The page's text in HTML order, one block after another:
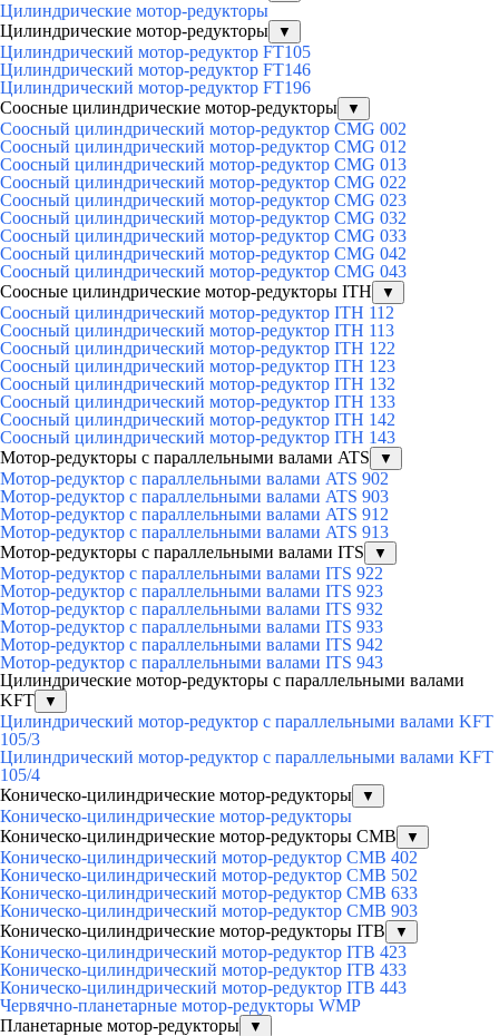
Цилиндрические мотор-редукторы
Цилиндрические мотор-редукторы
▼
Цилиндрический мотор-редуктор FT105
Цилиндрический мотор-редуктор FT146
Цилиндрический мотор-редуктор FT196
Соосные цилиндрические мотор-редукторы
▼
Соосный цилиндрический мотор-редуктор CMG 002
Соосный цилиндрический мотор-редуктор CMG 012
Соосный цилиндрический мотор-редуктор CMG 013
Соосный цилиндрический мотор-редуктор CMG 022
Соосный цилиндрический мотор-редуктор CMG 023
Соосный цилиндрический мотор-редуктор CMG 032
Соосный цилиндрический мотор-редуктор CMG 033
Соосный цилиндрический мотор-редуктор CMG 042
Соосный цилиндрический мотор-редуктор CMG 043
Соосные цилиндрические мотор-редукторы ITH
▼
Соосный цилиндрический мотор-редуктор ITH 112
Соосный цилиндрический мотор-редуктор ITH 113
Соосный цилиндрический мотор-редуктор ITH 122
Соосный цилиндрический мотор-редуктор ITH 123
Соосный цилиндрический мотор-редуктор ITH 132
Соосный цилиндрический мотор-редуктор ITH 133
Соосный цилиндрический мотор-редуктор ITH 142
Соосный цилиндрический мотор-редуктор ITH 143
Мотор-редукторы с параллельными валами ATS
▼
Мотор-редуктор с параллельными валами ATS 902
Мотор-редуктор с параллельными валами ATS 903
Мотор-редуктор с параллельными валами ATS 912
Мотор-редуктор с параллельными валами ATS 913
Мотор-редукторы с параллельными валами ITS
▼
Мотор-редуктор с параллельными валами ITS 922
Мотор-редуктор с параллельными валами ITS 923
Мотор-редуктор с параллельными валами ITS 932
Мотор-редуктор с параллельными валами ITS 933
Мотор-редуктор с параллельными валами ITS 942
Мотор-редуктор с параллельными валами ITS 943
Цилиндрические мотор-редукторы с параллельными валами
KFT
▼
Цилиндрический мотор-редуктор с параллельными валами KFT
105/3
Цилиндрический мотор-редуктор с параллельными валами KFT
105/4
Коническо-цилиндрические мотор-редукторы
▼
Коническо-цилиндрические мотор-редукторы
Коническо-цилиндрические мотор-редукторы CMB
▼
Коническо-цилиндрический мотор-редуктор CMB 402
Коническо-цилиндрический мотор-редуктор CMB 502
Коническо-цилиндрический мотор-редуктор CMB 633
Коническо-цилиндрический мотор-редуктор CMB 903
Коническо-цилиндрические мотор-редукторы ITB
▼
Коническо-цилиндрический мотор-редуктор ITB 423
Коническо-цилиндрический мотор-редуктор ITB 433
Коническо-цилиндрический мотор-редуктор ITB 443
Червячно-планетарные мотор-редукторы WMP
Планетарные мотор-редукторы
▼